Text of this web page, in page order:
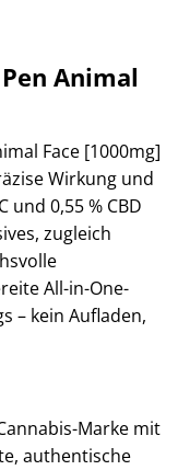
Animal
Face [1000mg]
Wirkung und
und 0,55 % CBD
zugleich
All-in-One-
– kein Aufladen,
Marke mit
authentische